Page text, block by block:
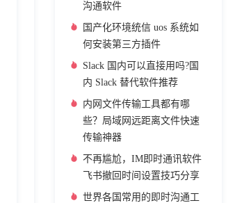
沟通软件
国产化环境统信 uos 系统如
何安装第三方插件
Slack 国内可以直接用吗?国
内 Slack 替代软件推荐
内网文件传输工具都有哪
些？局域网远距离文件快速
传输神器
不再尴尬，IM即时通讯软件
飞书撤回时间设置技巧分享
世界各国常用的即时沟通工